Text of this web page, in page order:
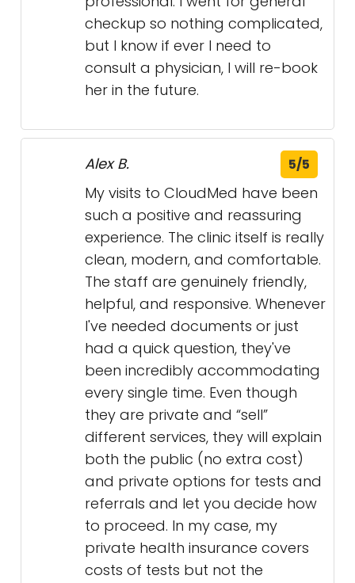
around — highly recommend!
Linh
listens, has a calm presence,
incredibly knowledgeable, and
really made me feel cared for. It's
such a stark contrast to other
doctors I've had in the past. I trust
her completely. She's also very
professional. I went for general
checkup so nothing complicated,
but I know if ever I need to
consult a physician, I will re-book
her in the future.
Alex B. 5/5
My visits to CloudMed have been
such a positive and reassuring
experience. The clinic itself is really
clean, modern, and comfortable.
The staff are genuinely friendly,
helpful, and responsive. Whenever